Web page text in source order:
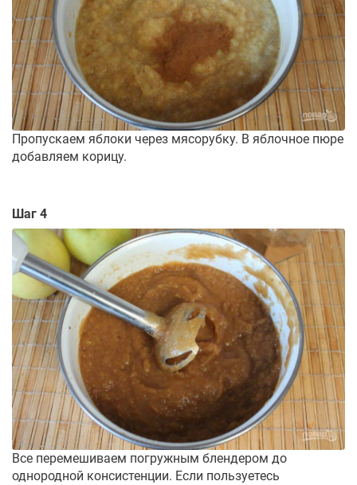
Пропускаем яблоки через мясорубку. В яблочное пюре
добавляем корицу.
Шаг 4
Все перемешиваем погружным блендером до
однородной консистенции. Если пользуетесь